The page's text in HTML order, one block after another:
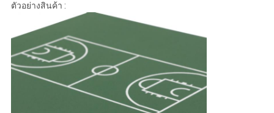
ตัวอย่างสินค้า :